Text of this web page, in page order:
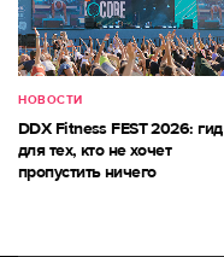
НОВОСТИ
DDX Fitness FEST 2026: гид
для тех, кто не хочет
пропустить ничего